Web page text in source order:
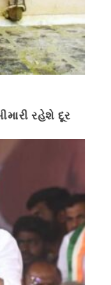
રહેશે દૂર